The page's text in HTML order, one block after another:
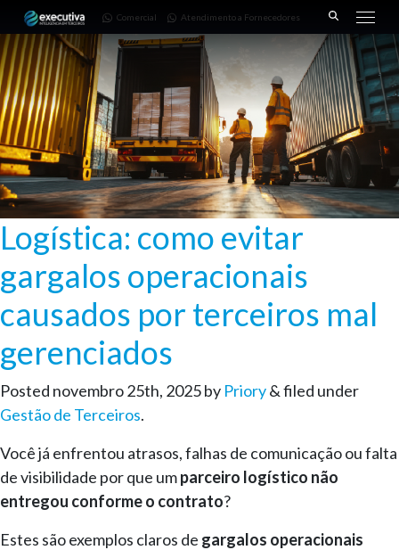
3668-
7782
Pinhais
– PR
Comercial Atendimento a Fornecedores
Logística: como evitar
gargalos operacionais
causados por terceiros mal
gerenciados
Posted novembro 25th, 2025by Priory&filed under
Gestão de Terceiros.
Você já enfrentou atrasos, falhas de comunicação ou falta
de visibilidade por que umparceiro logístico não
entregou conforme o contrato?
Estes são exemplos claros de gargalos operacionais